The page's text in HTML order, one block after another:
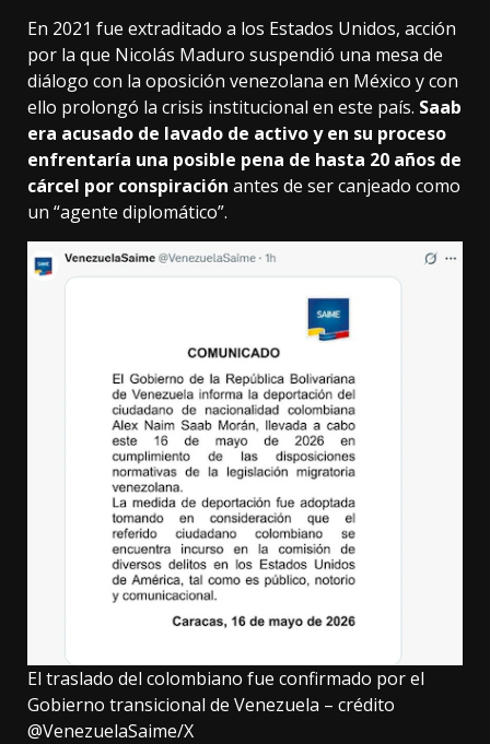
En 2021 fue extraditado a los Estados Unidos, acción
por la que Nicolás Maduro suspendió una mesa de
diálogo con la oposición venezolana en México y con
ello prolongó la crisis institucional en este país. Saab
era acusado de lavado de activo y en su proceso
enfrentaría una posible pena de hasta 20 años de
cárcel por conspiración antes de ser canjeado como
un “agente diplomático”.
El traslado del colombiano fue confirmado por el
Gobierno transicional de Venezuela – crédito
@VenezuelaSaime/X